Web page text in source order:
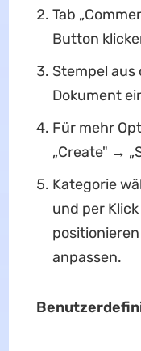
Tab
Button
Stempel aus
Dokument
Für mehr
„Create" →
Kategorie
und per
anpassen.